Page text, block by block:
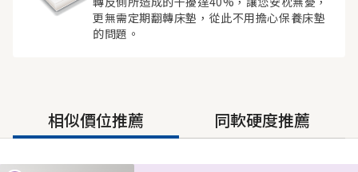
更無需定期翻轉床墊，從此不用擔心保養床墊
的問題。
相似價位推薦 同軟硬度推薦